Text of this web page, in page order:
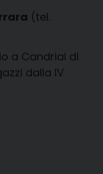
(tel.
a Candriai di
dalla IV